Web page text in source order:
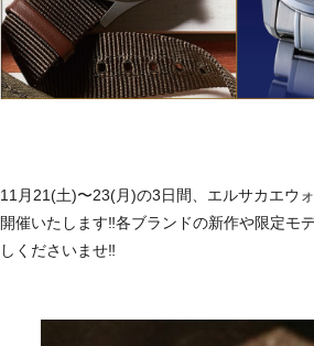
11月21(土)〜23(月)の3日間、エルサカエウ
開催いたします‼️各ブランドの新作や限定モ
しくださいませ‼️